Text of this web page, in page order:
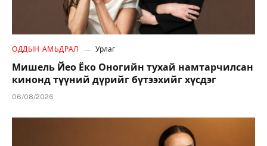
ОДДЫН АМЬДРАЛ Урлаг
Мишель Йео Ёко Оногийн тухай намтарчилсан
кинонд түүний дүрийг бүтээхийг хүсдэг
06/08/2026